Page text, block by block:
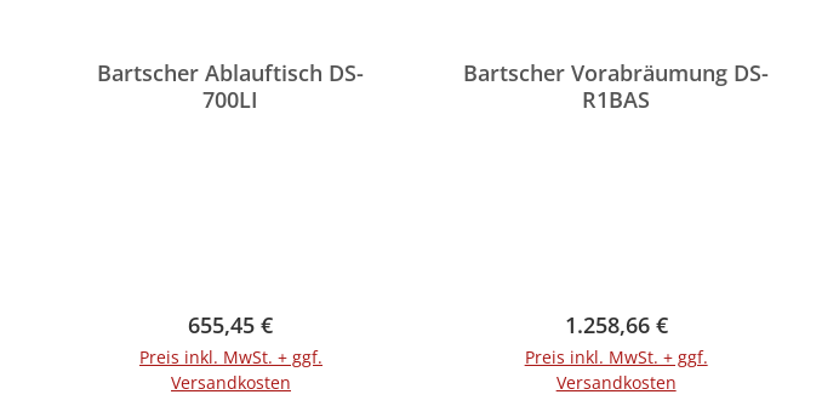
Bartscher Ablauftisch DS-
700LI
Regulärer Preis:
655,45 €
Preis inkl. MwSt. + ggf.
Versandkosten
Bartscher Vorabräumung DS-
R1BAS
Regulärer Preis:
1.258,66 €
Preis inkl. MwSt. + ggf.
Versandkosten